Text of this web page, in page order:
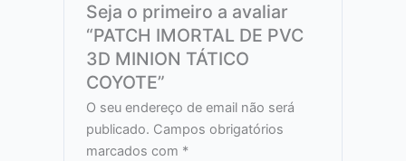
Seja o primeiro a avaliar
“PATCH IMORTAL DE PVC
3D MINION TÁTICO
COYOTE”
O seu endereço de email não será
publicado. Campos obrigatórios
marcados com *